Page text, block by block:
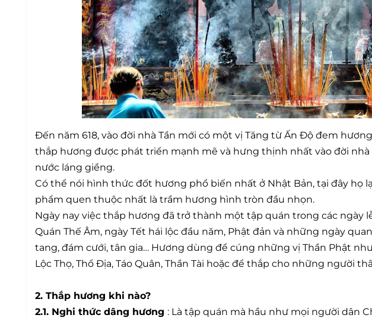
Đến năm 618, vào đời nhà Tần mới có một vị Tăng từ Ấn Độ đem
thắp hương được phát triển mạnh mẽ và hưng thịnh nhất vào đời
nước láng giềng.
Có thể nói hình thức đốt hương phổ biến nhất ở Nhật Bản, tại đây họ
phẩm quen thuộc nhất là trầm hương hình tròn đầu nhọn.
Ngày nay việc thắp hương đã trở thành một tập quán trong các ngày
Quán Thế Âm, ngày Tết hái lộc đầu năm, Phật đản và những ngày
tang, đám cưới, tân gia… Hương dùng để cúng những vị Thần Phật
Lộc Thọ, Thổ Địa, Táo Quân, Thần Tài hoặc để thắp cho những người
2. Thắp hương khi nào?
2.1. Nghi thức dâng hương : Là tập quán mà hầu như mọi người dân